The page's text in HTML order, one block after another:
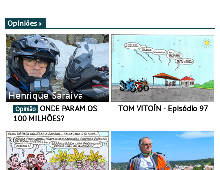
Opiniões
Henrique Saraiva
Opinião
100 MILHÕES?
TOM VITOÍN - Episódio 97